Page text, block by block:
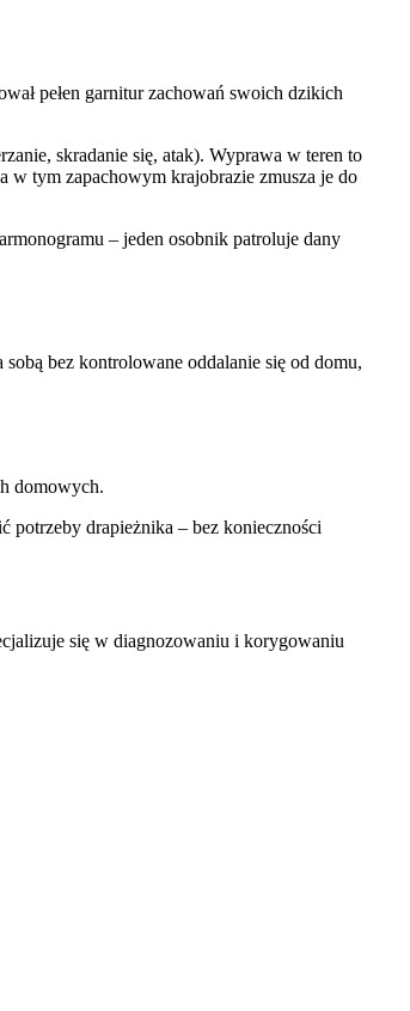
pełen garnitur zachowań swoich dzikich
skradanie się, atak). Wyprawa w teren to
w tym zapachowym krajobrazie zmusza je do
– jeden osobnik patroluje dany
bez kontrolowane oddalanie się od domu,
domowych.
potrzeby drapieżnika – bez konieczności
się w diagnozowaniu i korygowaniu